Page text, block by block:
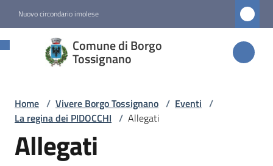
Nuovo circondario imolese
Comune di Borgo
Tossignano
Comune di
Borgo
Home / Vivere Borgo Tossignano / Eventi /
La regina dei PIDOCCHI / Allegati
Allegati